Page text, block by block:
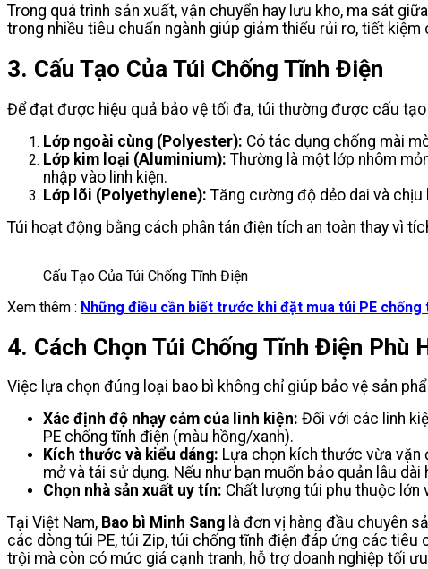
Trong quá trình sản xuất, vận chuyển hay lưu kho, ma sát
trong nhiều tiêu chuẩn ngành giúp giảm thiểu rủi ro, tiết
3. Cấu Tạo Của Túi Chống Tĩnh Điện
Để đạt được hiệu quả bảo vệ tối đa, túi thường được cấu
Lớp ngoài cùng (Polyester): Có tác dụng chống mài
Lớp kim loại (Aluminium): Thường là một lớp nhôm
nhập vào linh kiện.
Lớp lõi (Polyethylene): Tăng cường độ dẻo dai và chịu
Túi hoạt động bằng cách phân tán điện tích an toàn thay vì
Cấu Tạo Của Túi Chống Tĩnh Điện
Xem thêm : Những điều cần biết trước khi đặt mua túi PE chống
4. Cách Chọn Túi Chống Tĩnh Điện Phù
Việc lựa chọn đúng loại bao bì không chỉ giúp bảo vệ sản
Xác định độ nhạy cảm của linh kiện: Đối với các linh
PE chống tĩnh điện (màu hồng/xanh).
Kích thước và kiểu dáng: Lựa chọn kích thước vừa vặn
mở và tái sử dụng. Nếu như bạn muốn bảo quản lâu dài
Chọn nhà sản xuất uy tín: Chất lượng túi phụ thuộc lớn
Tại Việt Nam, Bao bì Minh Sang là đơn vị hàng đầu chuyên
các dòng túi PE, túi Zip, túi chống tĩnh điện đáp ứng các
trội mà còn có mức giá cạnh tranh, hỗ trợ doanh nghiệp tối